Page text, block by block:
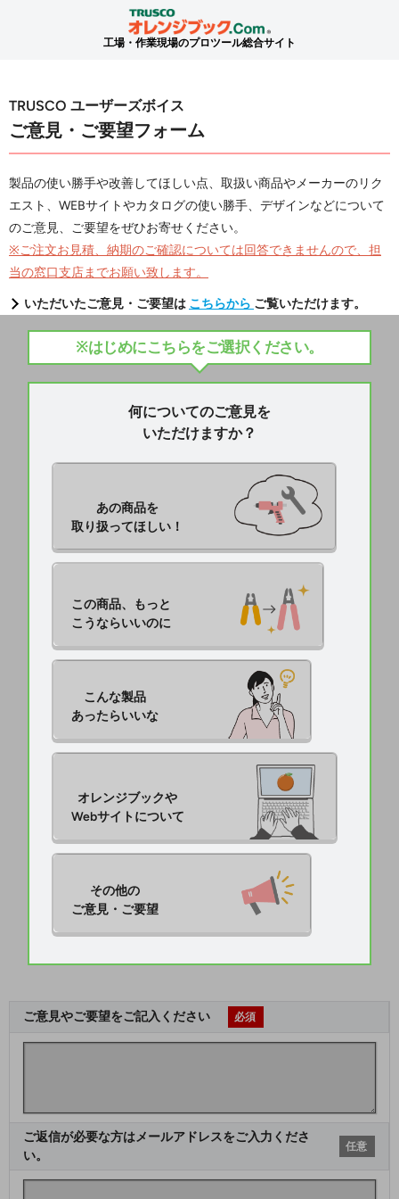
工場・作業現場のプロツール総合サイト
TRUSCO ユーザーズボイス
ご意見・ご要望フォーム
製品の使い勝手や改善してほしい点、取扱い商品やメーカーのリク
エスト、WEBサイトやカタログの使い勝手、デザインなどについて
のご意見、ご要望をぜひお寄せください。
※ご注文お見積、納期のご確認については回答できませんので、担
当の窓口支店までお願い致します。
いただいたご意見・ご要望は こちらから ご覧いただけます。
※はじめにこちらをご選択ください。
何についてのご意見を
いただけますか？
あの商品を
取り扱ってほしい！
この商品、もっと
こうならいいのに
こんな製品
あったらいいな
オレンジブックや
Webサイトについて
その他の
ご意見・ご要望
ご意見やご要望をご記入ください 必須
ご返信が必要な方はメールアドレスをご入力くださ
い。
任意